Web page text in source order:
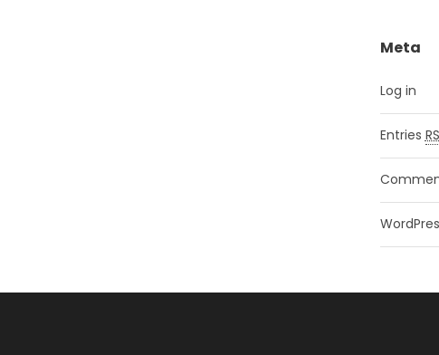
Meta
Log in
Entries